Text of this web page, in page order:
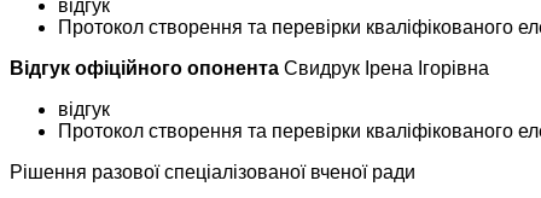
відгук
Протокол створення та перевірки кваліфікованого
Відгук офіційного опонента Свидрук Ірена Ігорівна
відгук
Протокол створення та перевірки кваліфікованого
Рішення разової спеціалізованої вченої ради